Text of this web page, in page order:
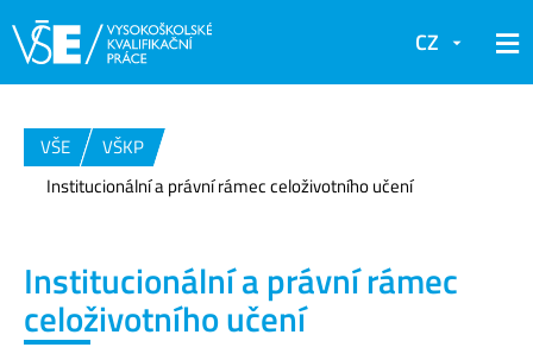
CZ
VŠE
VŠKP
Institucionální a právní rámec celoživotního učení
Institucionální a právní rámec
celoživotního učení